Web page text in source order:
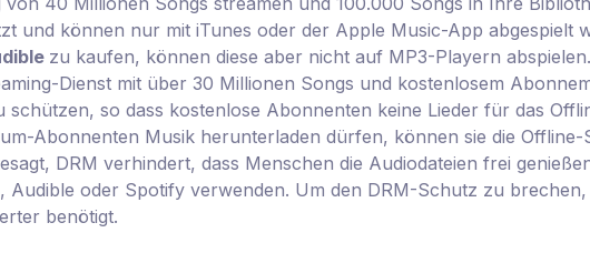
und können nur mit iTunes oder der Apple Music-App abgespielt
zu kaufen, können diese aber nicht auf MP3-Playern abspielen.
Dienst mit über 30 Millionen Songs und kostenlosem
schützen, so dass kostenlose Abonnenten keine Lieder für das
Abonnenten Musik herunterladen dürfen, können sie die Offline-
DRM verhindert, dass Menschen die Audiodateien frei
Audible oder Spotify verwenden. Um den DRM-Schutz zu brechen,
benötigt.